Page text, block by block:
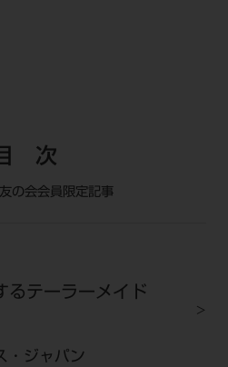
次
の会会員限定記事
るテーラーメイド
・ジャパン